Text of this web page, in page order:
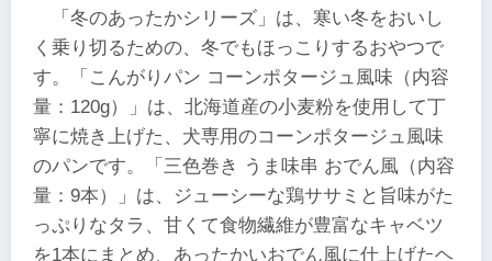
「冬のあったかシリーズ」は、寒い冬をおいし
く乗り切るための、冬でもほっこりするおやつで
す。「こんがりパン コーンポタージュ風味（内容
量：120g）」は、北海道産の小麦粉を使用して丁
寧に焼き上げた、犬専用のコーンポタージュ風味
のパンです。「三色巻き うま味串 おでん風（内容
量：9本）」は、ジューシーな鶏ササミと旨味がた
っぷりなタラ、甘くて食物繊維が豊富なキャベツ
を1本にまとめ、あったかいおでん風に仕上げたヘ